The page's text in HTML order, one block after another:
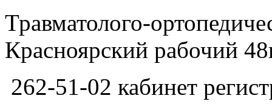
Травматолого-
Красноярский рабочий
262-51-02 кабинет